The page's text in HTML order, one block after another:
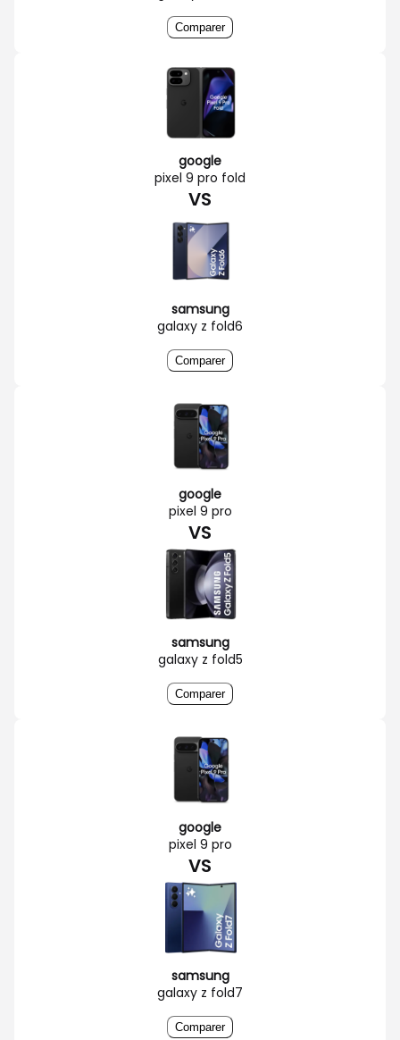
Comparer
google
pixel 9 pro fold
VS
samsung
galaxy z fold6
Comparer
google
pixel 9 pro
VS
samsung
galaxy z fold5
Comparer
google
pixel 9 pro
VS
samsung
galaxy z fold7
Comparer